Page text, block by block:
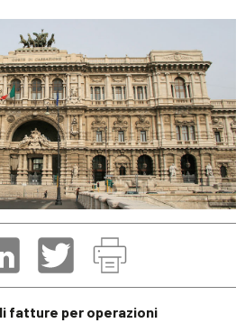
fatture per operazioni